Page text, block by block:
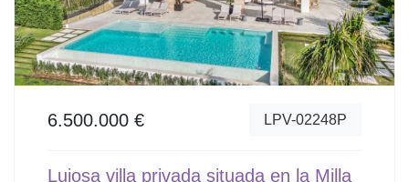
6.500.000 € LPV-02248P
Lujosa villa privada situada en la Milla